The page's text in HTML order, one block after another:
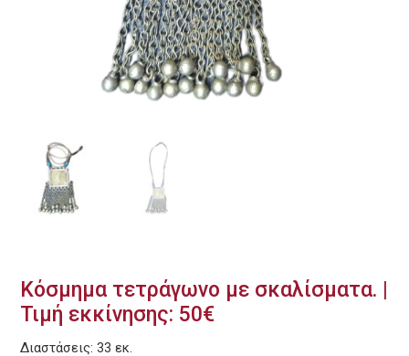
Κόσμημα τετράγωνο με σκαλίσματα. |
Τιμή εκκίνησης: 50€
Διαστάσεις: 33 εκ.